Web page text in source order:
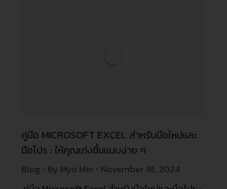
คู่มือ MICROSOFT EXCEL สำหรับมือใหม่และ
มือโปร : ให้คุณเก่งขึ้นแบบง่าย ๆ
Blog By Myo Min
November 18, 2024